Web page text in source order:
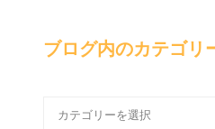
ブログ内のカテゴリ